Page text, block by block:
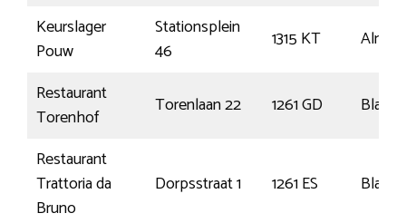
Keurslager
Pouw
Stationsplein
46
1315 KT
Restaurant
Torenhof
Torenlaan 22 1261 GD
Restaurant
Trattoria da
Bruno
Dorpsstraat 1 1261 ES